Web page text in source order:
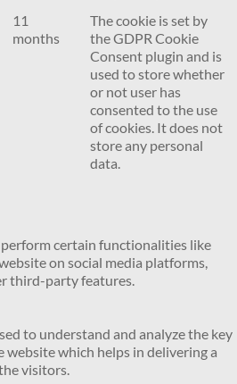
11
months
The cookie is set by
the GDPR Cookie
Consent plugin and is
used to store whether
or not user has
consented to the use
of cookies. It does not
store any personal
data.
certain functionalities like
on social media platforms,
third-party features.
to understand and analyze the key
website which helps in delivering a
visitors.